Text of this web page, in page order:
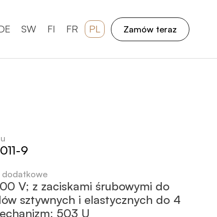
SW FI FR PL Zamów teraz
9
V; z zaciskami śrubowymi do
sztywnych i elastycznych do 4
503 U